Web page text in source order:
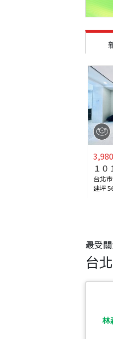
最受
台
林
3,980
１０
台北
建坪